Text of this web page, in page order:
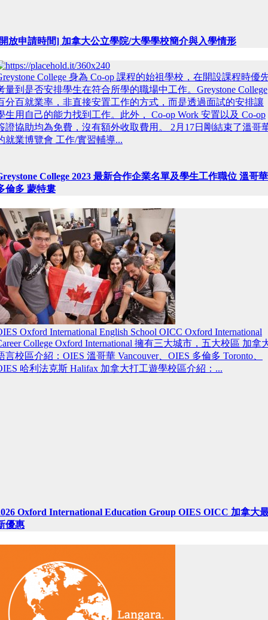
放申請時間] 加拿大公立學院/大學學校簡介與入學情形
College 身為 Co-op 課程的始祖學校，在開設課程時優
量到是否安排學生在符合所學的職場中工作。Greystone College
分百就業率，非直接安置工作的方式，而是透過面試的安排讓
生用自己的能力找到工作。此外， Co-op Work 安置以及 Co-op
證協助均為免費，沒有額外收取費用。 2月17日剛結束了溫哥
就業博覽會 工作/實習輔導...
College 2023 最新合作企業名單及學生工作職位 溫哥華
倫多 蒙特婁
Oxford International English School OICC Oxford International
College Oxford International 擁有三大城市，五大校區 加拿
言校區介紹：OIES 溫哥華 Vancouver、OIES 多倫多 Toronto、
哈利法克斯 Halifax 加拿大打工遊學校區介紹：...
Oxford International Education Group OIES OICC 加拿大
優惠